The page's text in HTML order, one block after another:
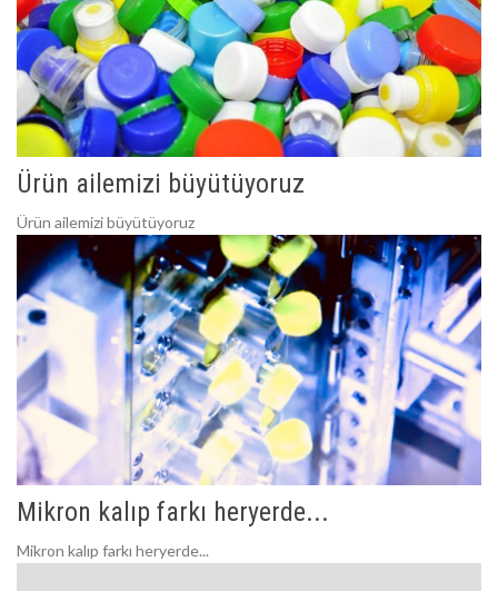
Ürün ailemizi büyütüyoruz
Ürün ailemizi büyütüyoruz
Mikron kalıp farkı heryerde...
Mikron kalıp farkı heryerde...